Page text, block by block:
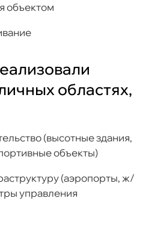
объектом
областях,
(высотные здания,
объекты)
(аэропорты, ж/
управления